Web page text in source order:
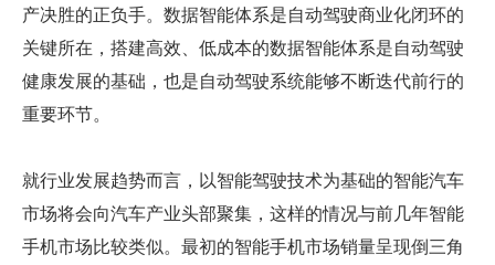
产决胜的正负手。数据智能体系是自动驾驶商业化闭环的
关键所在，搭建高效、低成本的数据智能体系是自动驾驶
健康发展的基础，也是自动驾驶系统能够不断迭代前行的
重要环节。
就行业发展趋势而言，以智能驾驶技术为基础的智能汽车
市场将会向汽车产业头部聚集，这样的情况与前几年智能
手机市场比较类似。最初的智能手机市场销量呈现倒三角